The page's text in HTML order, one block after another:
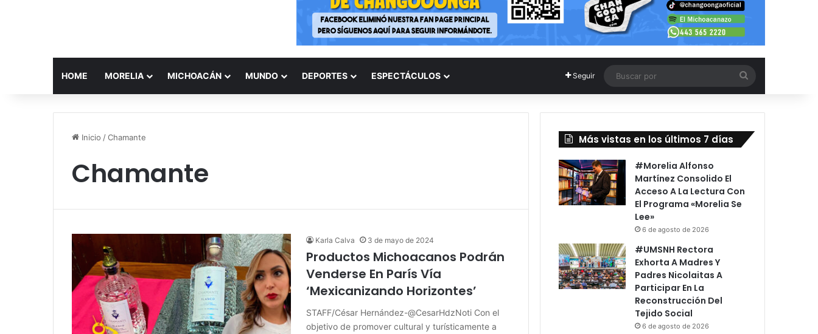
HOME MORELIA MICHOACÁN MUNDO DEPORTES ESPECTÁCULOS Seguir
por
Inicio /Chamante
Chamante
Karla Calva 3 de mayo de 2024
Productos Michoacanos Podrán
Venderse En París Vía
‘Mexicanizando Horizontes’
STAFF/César Hernández-@CesarHdzNoti Con el
objetivo de promover cultural y turísticamente a
Más vistas en los últimos 7 días
#Morelia Alfonso
Martínez Consolido El
Acceso A La Lectura Con
El Programa «Morelia Se
Lee»
6 de agosto de 2026
#UMSNH Rectora
Exhorta A Madres Y
Padres Nicolaitas A
Participar En La
Reconstrucción Del
Tejido Social
6 de agosto de 2026